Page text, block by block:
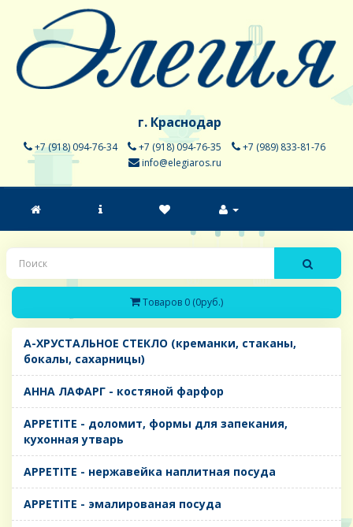
г. Краснодар
+7 (918) 094-76-34 +7 (918) 094-76-35
+7 (989) 833-81-76
info@elegiaros.ru
Товаров 0 (0руб.)
A-ХРУСТАЛЬНОЕ СТЕКЛО (креманки, стаканы,
бокалы, сахарницы)
AHHA ЛАФАРГ - костяной фарфор
APPETITE - доломит, формы для запекания,
кухонная утварь
APPETITE - нержавейка наплитная посуда
APPETITE - эмалированая посуда